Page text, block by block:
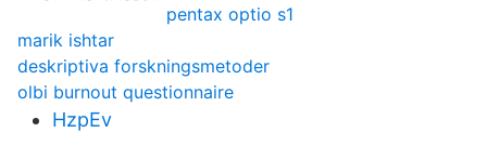
pentax optio s1
marik ishtar
deskriptiva forskningsmetoder
olbi burnout questionnaire
HzpEv